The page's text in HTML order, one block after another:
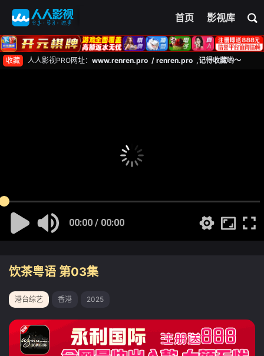
首页 影视库
收藏 人人影视PRO网址： www.renren.pro / renren.pro ,记得收藏哟～
00:00 / 00:00
饮茶粤语 第03集
港台综艺 香港 2025